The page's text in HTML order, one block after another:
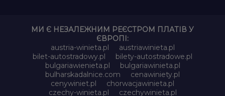
МИ Є НЕЗАЛЕЖНИМ РЕЄСТРОМ ПЛАТІВ У
ЄВРОПІ:
austria-winieta.pl
austriawinieta.pl
bilet-autostradowy.pl
bilety-autostradowe.pl
bulgariawienieta.pl
bulgariawinieta.pl
bulharskadalnice.com
cenawiniety.pl
cenywiniet.pl
chorwacjawinieta.pl
czechy-winieta.pl
czechywinieta.pl